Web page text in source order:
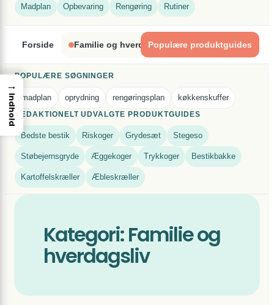
Madplan Opbevaring Rengøring Rutiner
Forside Familie og hverdagsliv Indretning og
Populære produktguides
POPULÆRE SØGNINGER
madplan oprydning rengøringsplan køkkenskuffer
REDAKTIONELT UDVALGTE PRODUKTGUIDES
Bedste bestik Riskoger Grydesæt Stegeso
Støbejernsgryde Æggekoger Trykkoger Bestikbakke
Kartoffelskræller Æbleskræller
Kategori:Familie og
hverdagsliv
→
Indhold